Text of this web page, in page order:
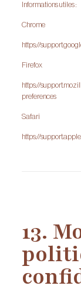
Informations utiles :
Chrome
https://
Firefox
https://
preferences
Safari
https://
13.